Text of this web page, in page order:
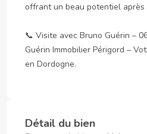
offrant un beau potentiel après
📞 Visite avec Bruno Guérin –
Guérin Immobilier Périgord –
en Dordogne.
Détail du bien